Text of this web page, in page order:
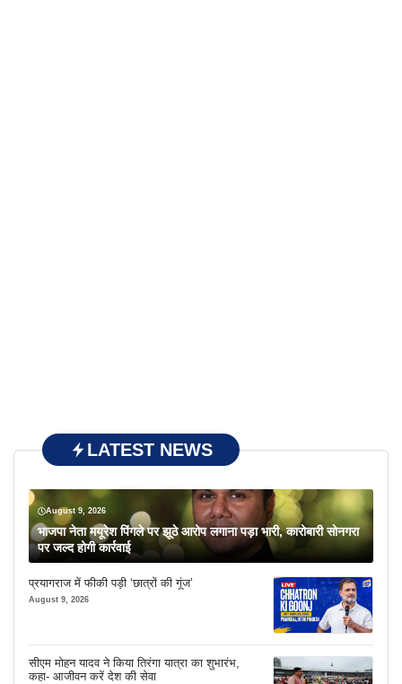
LATEST NEWS
August 9, 2026
भाजपा नेता मयूरेश पिंगले पर झूठे आरोप लगाना पड़ा भारी, कारोबारी सोनगरा
पर जल्द होगी कार्रवाई
प्रयागराज में फीकी पड़ी ‘छात्रों की गूंज’
August 9, 2026
सीएम मोहन यादव ने किया तिरंगा यात्रा का शुभारंभ,
कहा- आजीवन करें देश की सेवा